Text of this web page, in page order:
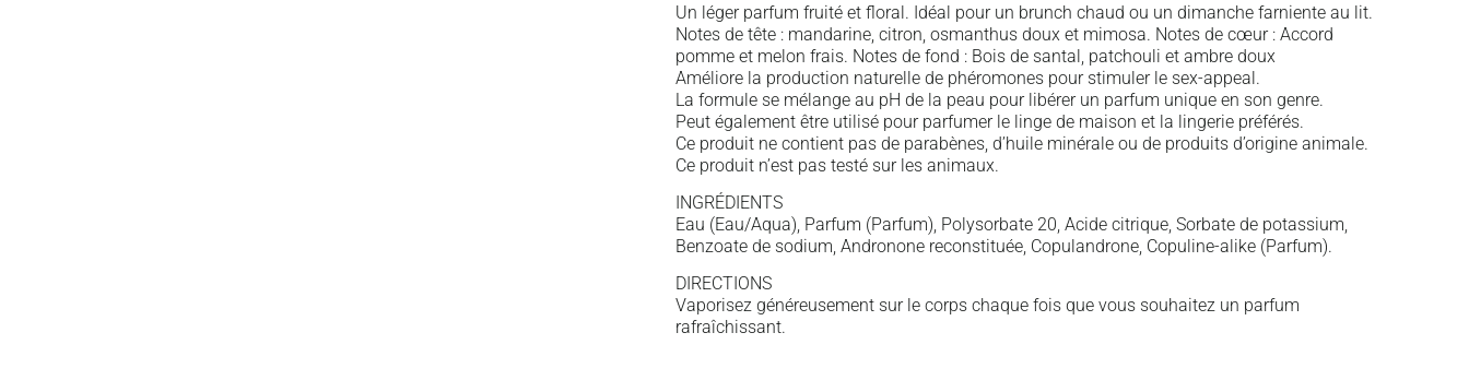
Un léger parfum fruité et floral. Idéal pour un brunch chaud ou un dimanche farniente au lit.
Notes de tête : mandarine, citron, osmanthus doux et mimosa. Notes de cœur : Accord
pomme et melon frais. Notes de fond : Bois de santal, patchouli et ambre doux
Améliore la production naturelle de phéromones pour stimuler le sex-appeal.
La formule se mélange au pH de la peau pour libérer un parfum unique en son genre.
Peut également être utilisé pour parfumer le linge de maison et la lingerie préférés.
Ce produit ne contient pas de parabènes, d’huile minérale ou de produits d’origine animale.
Ce produit n’est pas testé sur les animaux.
INGRÉDIENTS
Eau (Eau/Aqua), Parfum (Parfum), Polysorbate 20, Acide citrique, Sorbate de potassium,
Benzoate de sodium, Andronone reconstituée, Copulandrone, Copuline-alike (Parfum).
DIRECTIONS
Vaporisez généreusement sur le corps chaque fois que vous souhaitez un parfum
rafraîchissant.